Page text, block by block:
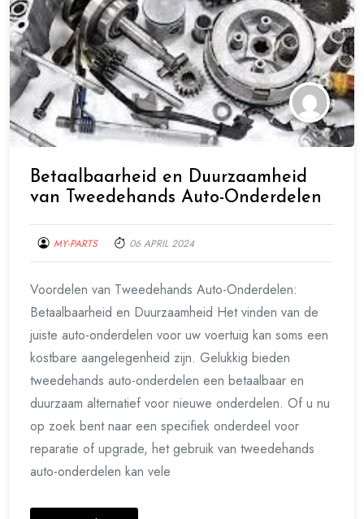
Betaalbaarheid en Duurzaamheid
van Tweedehands Auto-Onderdelen
MY-PARTS 06 APRIL 2024
Voordelen van Tweedehands Auto-Onderdelen:
Betaalbaarheid en Duurzaamheid Het vinden van de
juiste auto-onderdelen voor uw voertuig kan soms een
kostbare aangelegenheid zijn. Gelukkig bieden
tweedehands auto-onderdelen een betaalbaar en
duurzaam alternatief voor nieuwe onderdelen. Of u nu
op zoek bent naar een specifiek onderdeel voor
reparatie of upgrade, het gebruik van tweedehands
auto-onderdelen kan vele